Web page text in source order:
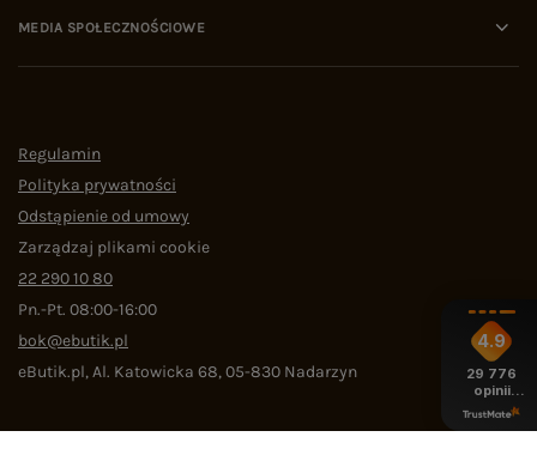
MEDIA SPOŁECZNOŚCIOWE
Regulamin
Polityka prywatności
Odstąpienie od umowy
Zarządzaj plikami cookie
22 290 10 80
Pn.-Pt. 08:00-16:00
bok@ebutik.pl
eButik.pl,Al. Katowicka 68,05-830 Nadarzyn
4.9
29 776
opinii
z całego